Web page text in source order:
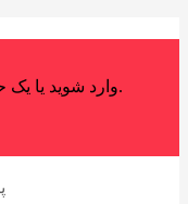
وارد شوید یا یک حساب کاربری جدید ایجاد کنید.